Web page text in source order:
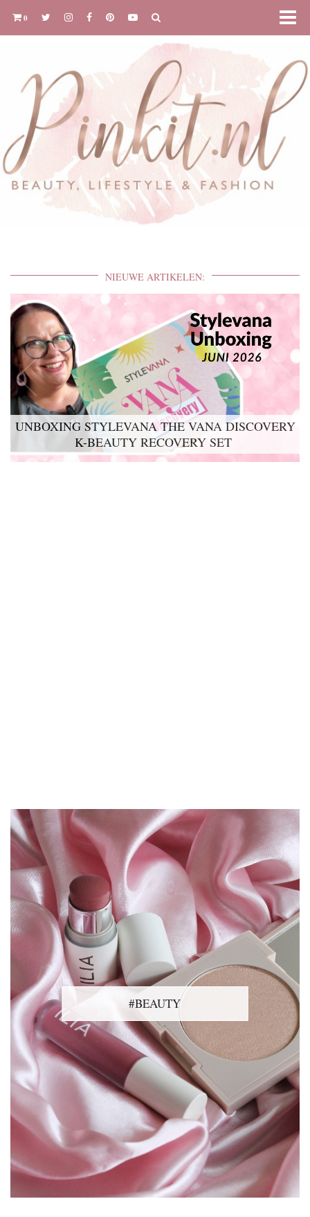
0
NIEUWE ARTIKELEN:
UNBOXING STYLEVANA THE VANA DISCOVERY
K-BEAUTY RECOVERY SET
#BEAUTY